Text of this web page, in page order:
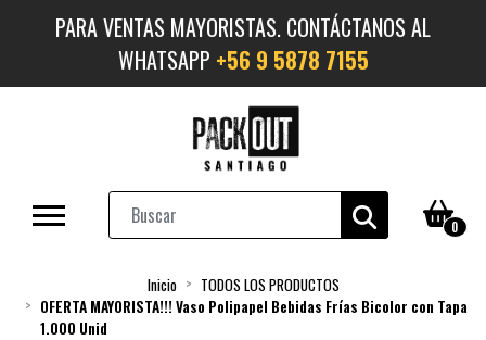
PARA VENTAS MAYORISTAS. CONTÁCTANOS AL
WHATSAPP +56 9 5878 7155
0
Inicio
TODOS LOS PRODUCTOS
OFERTA MAYORISTA!!! Vaso Polipapel Bebidas Frías Bicolor con Tapa
1.000 Unid